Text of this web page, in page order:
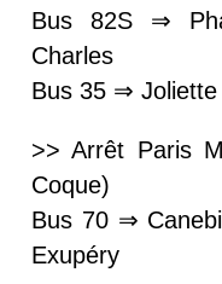
Bus 82S ⇒
Charles
Bus 35 ⇒
>> Arrêt Paris
Coque)
Bus 70 ⇒
Exupéry